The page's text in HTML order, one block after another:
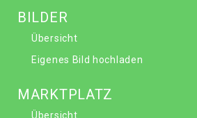
BILDER
Übersicht
Eigenes Bild hochladen
MARKTPLATZ
Übersicht